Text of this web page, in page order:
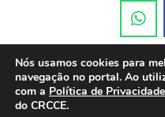
Nós usamos cookies para
navegação no portal. Ao
com a Política de
do CRCCE.